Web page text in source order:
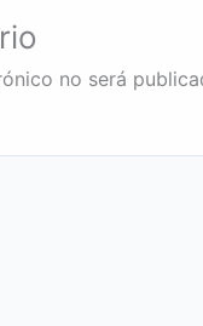
no será